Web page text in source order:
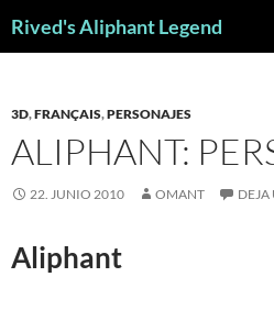
Rived's Aliphant Legend
3D,FRANÇAIS,PERSONAJES
ALIPHANT:
22. JUNIO 2010 OMANT
Aliphant